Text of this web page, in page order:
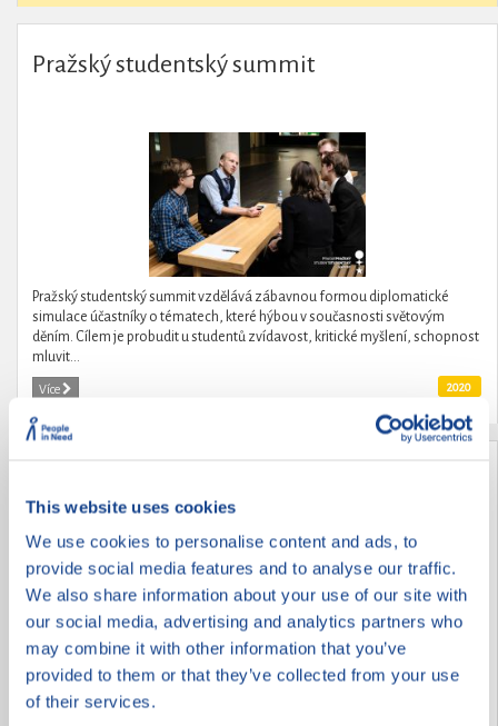
This website uses cookies
We use cookies to personalise content and ads, to
provide social media features and to analyse our traffic.
We also share information about your use of our site with
our social media, advertising and analytics partners who
may combine it with other information that you’ve
provided to them or that they’ve collected from your use
of their services.
Pražský studentský summit
Pražský studentský summit vzdělává zábavnou formou diplomatické
simulace účastníky o tématech, které hýbou v současnosti světovým
děním. Cílem je probudit u studentů zvídavost, kritické myšlení, schopnost
mluvit...
Více 2020